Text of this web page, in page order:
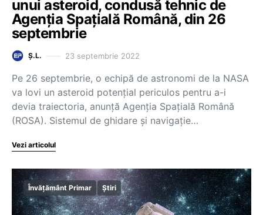
unui asteroid, condusă tehnic de
Agenția Spațială Română, din 26
septembrie
Ș.L. 23 septembrie 2022
Pe 26 septembrie, o echipă de astronomi de la NASA
va lovi un asteroid potențial periculos pentru a-i
devia traiectoria, anunță Agenția Spațială Română
(ROSA). Sistemul de ghidare și navigație…
Vezi articolul
Învățământ Primar Știri